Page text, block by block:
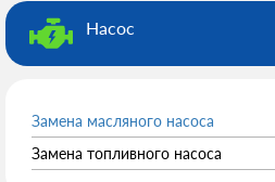
Насос
Замена масляного насоса
Замена топливного насоса